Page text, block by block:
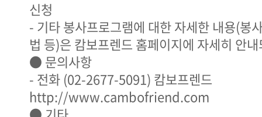
신청
- 기타 봉사프로그램에 대한 자세한 내용(봉
법 등)은 캄보프렌드 홈페이지에 자세히 안
● 문의사항
- 전화 (02-2677-5091) 캄보프렌드
http://www.cambofriend.com